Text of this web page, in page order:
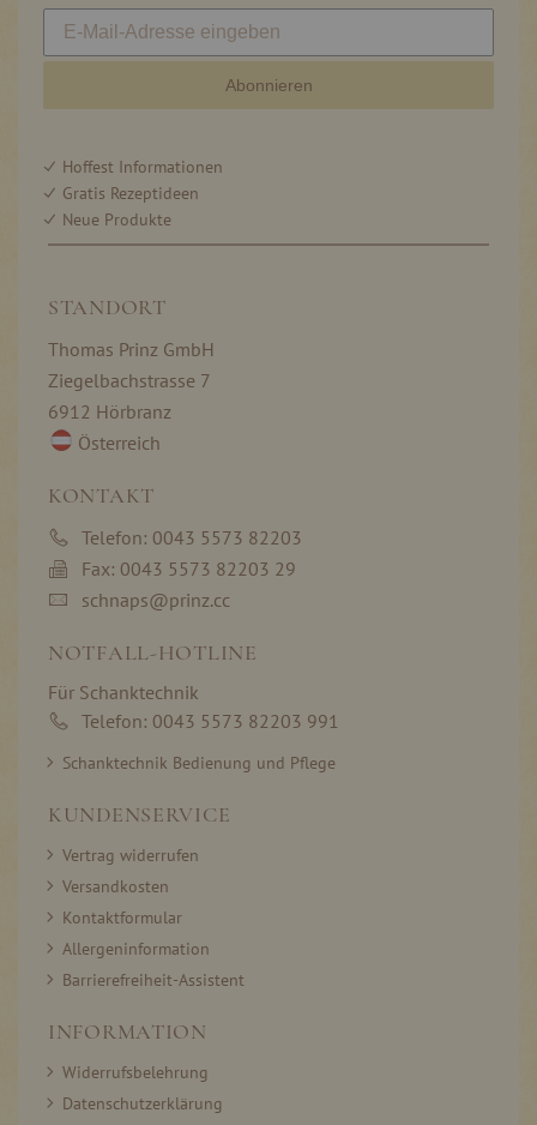
Abonnieren
Hoffest Informationen
Gratis Rezeptideen
Neue Produkte
STANDORT
Thomas Prinz GmbH
Ziegelbachstrasse 7
6912 Hörbranz
Österreich
KONTAKT
Telefon: 0043 5573 82203
Fax: 0043 5573 82203 29
schnaps@prinz.cc
NOTFALL-HOTLINE
Für Schanktechnik
Telefon: 0043 5573 82203 991
Schanktechnik Bedienung und Pflege
KUNDENSERVICE
Vertrag widerrufen
Versandkosten
Kontaktformular
Allergeninformation
Barrierefreiheit-Assistent
INFORMATION
Widerrufsbelehrung
Datenschutzerklärung